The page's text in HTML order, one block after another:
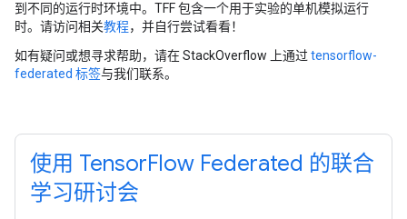
到不同的运行时环境中。TFF 包含一个用于实验的单机模拟运行
时。请访问相关教程，并自行尝试看看！
如有疑问或想寻求帮助，请在 StackOverflow 上通过 tensorflow-
federated 标签与我们联系。
使用 TensorFlow Federated 的联合
学习研讨会